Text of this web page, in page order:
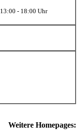
13:00 - 18:00 Uhr
Weitere Homepages: